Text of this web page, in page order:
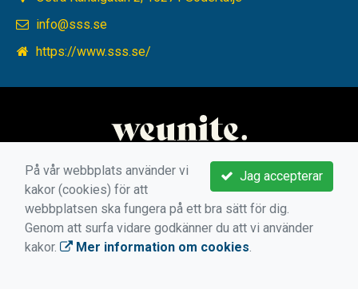
info@sss.se
https://www.sss.se/
Jag accepterar
På vår webbplats använder vi
kakor (cookies) för att
webbplatsen ska fungera på ett bra sätt för dig.
Genom att surfa vidare godkänner du att vi använder
kakor.
Mer information om cookies.